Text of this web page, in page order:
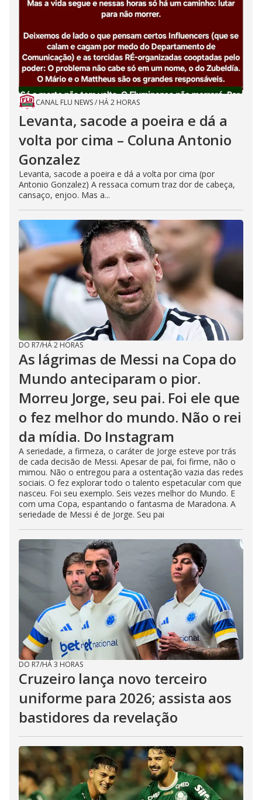
CANAL FLU NEWS/ HÁ 2 HORAS
Levanta, sacode a poeira e dá a
volta por cima – Coluna Antonio
Gonzalez
Levanta, sacode a poeira e dá a volta por cima (por
Antonio Gonzalez) A ressaca comum traz dor de cabeça,
cansaço, enjoo. Mas a...
DO R7/HÁ 2 HORAS
As lágrimas de Messi na Copa do
Mundo anteciparam o pior.
Morreu Jorge, seu pai. Foi ele que
o fez melhor do mundo. Não o rei
da mídia. Do Instagram
A seriedade, a firmeza, o caráter de Jorge esteve por trás
de cada decisão de Messi. Apesar de pai, foi firme, não o
mimou. Não o entregou para a ostentação vazia das redes
sociais. O fez explorar todo o talento espetacular com que
nasceu. Foi seu exemplo. Seis vezes melhor do Mundo. E
com uma Copa, espantando o fantasma de Maradona. A
seriedade de Messi é de Jorge. Seu pai
DO R7/HÁ 3 HORAS
Cruzeiro lança novo terceiro
uniforme para 2026; assista aos
bastidores da revelação